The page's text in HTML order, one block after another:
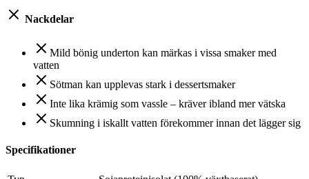
Nackdelar
Mild bönig underton kan märkas i vissa smaker med
vatten
Sötman kan upplevas stark i dessertsmaker
Inte lika krämig som vassle – kräver ibland mer vätska
Skumning i iskallt vatten förekommer innan det lägger sig
Specifikationer